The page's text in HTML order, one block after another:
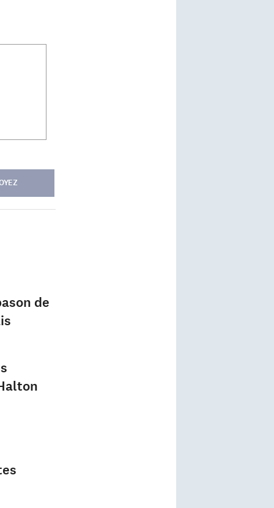
de